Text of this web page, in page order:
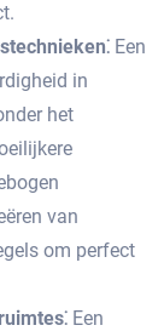
Een
in
het
van
om perfect
Een